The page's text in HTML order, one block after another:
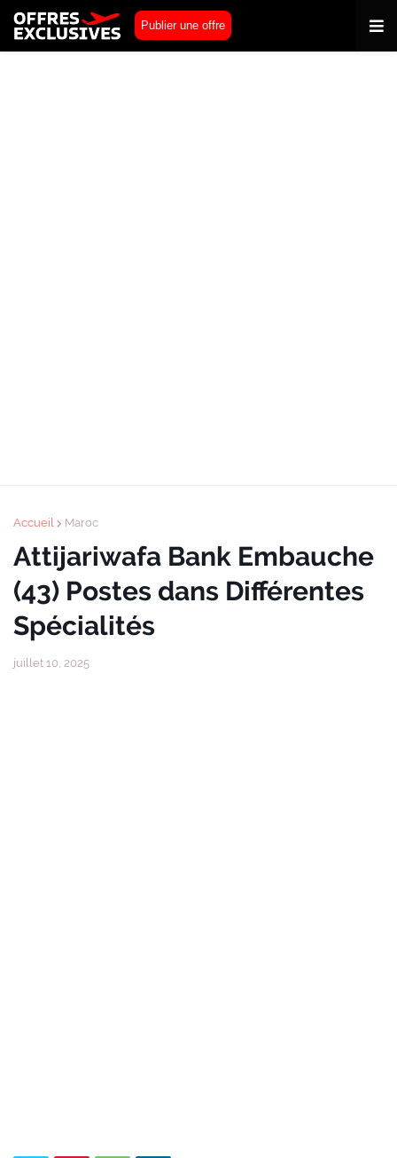
Publier une offre
Accueil Maroc
Attijariwafa Bank Embauche
(43) Postes dans Différentes
Spécialités
juillet 10, 2025